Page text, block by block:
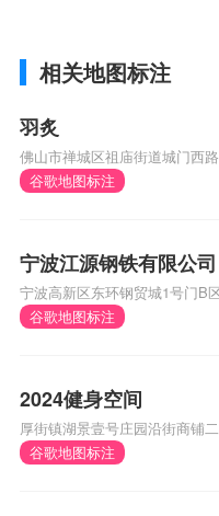
相关地图标注
羽炙
佛山市禅城区祖庙街道城门西
谷歌地图标注
宁波江源钢铁有限公司
宁波高新区东环钢贸城1号门B
谷歌地图标注
2024健身空间
厚街镇湖景壹号庄园沿街商铺
谷歌地图标注